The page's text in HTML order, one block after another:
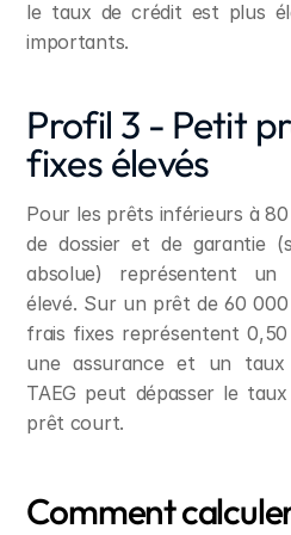
le taux de crédit est plus
importants.
Profil 3 - Petit
fixes élevés
Pour les prêts inférieurs à
de dossier et de garantie
absolue) représentent un
élevé. Sur un prêt de 60
frais fixes représentent
une assurance et un taux
TAEG peut dépasser le
prêt court.
Comment